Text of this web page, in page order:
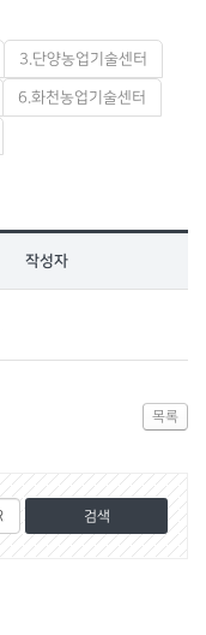
3.단양농업기술센터
6.화천농업기술센터
작성자
목록